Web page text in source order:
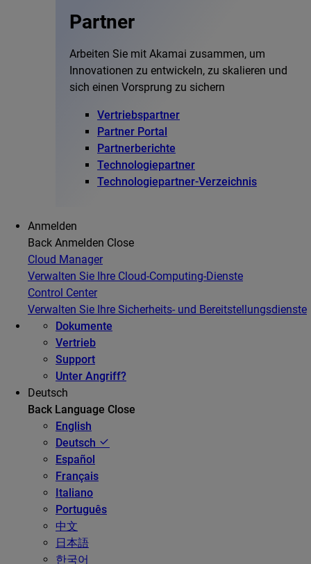
Partner
Arbeiten Sie mit Akamai zusammen, um
Innovationen zu entwickeln, zu skalieren und
sich einen Vorsprung zu sichern
Vertriebspartner
Partner Portal
Partnerberichte
Technologiepartner
Technologiepartner-Verzeichnis
Anmelden
Back Anmelden Close
Cloud Manager
Verwalten Sie Ihre Cloud-Computing-Dienste
Control Center
Verwalten Sie Ihre Sicherheits- und Bereitstellungsdienste
Dokumente
Vertrieb
Support
Unter Angriff?
Deutsch
Back Language Close
English
Deutsch
Español
Français
Italiano
Português
中文
日本語
한국어